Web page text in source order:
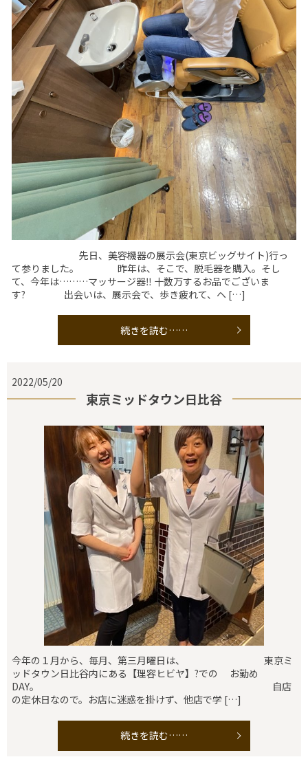
先日、美容機器の展示会(東京ビッグサイト)行っ
て参りました。 昨年は、そこで、脱毛器を購入。そし
て、今年は………マッサージ器‼️ 十数万するお品でございま
す? 出会いは、展示会で、歩き疲れて、ヘ […]
続きを読む……
2022/05/20
東京ミッドタウン日比谷
今年の１月から、毎月、第三月曜日は、 東京ミ
ッドタウン日比谷内にある【理容ヒビヤ】?での お勤め
DAY。 自店
の定休日なので。お店に迷惑を掛けず、他店で学 […]
続きを読む……